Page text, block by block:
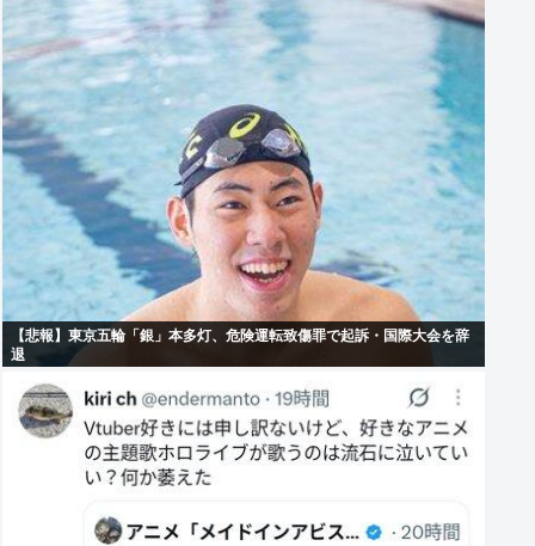
【悲報】東京五輪「銀」本多灯、危険運転致傷罪で起訴・国際大会を辞
退